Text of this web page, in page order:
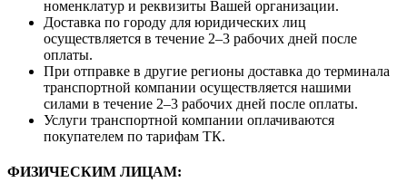
номенклатур и реквизиты Вашей организации.
Доставка по городу для юридических лиц
осуществляется в течение 2–3 рабочих дней после
оплаты.
При отправке в другие регионы доставка до терминала
транспортной компании осуществляется нашими
силами в течение 2–3 рабочих дней после оплаты.
Услуги транспортной компании оплачиваются
покупателем по тарифам ТК.
ФИЗИЧЕСКИМ ЛИЦАМ: